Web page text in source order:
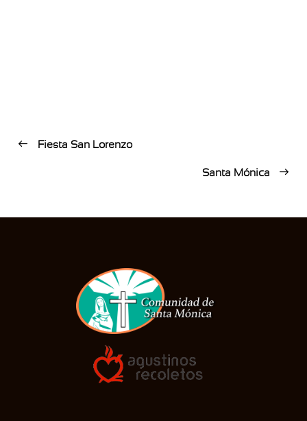
Fiesta San Lorenzo
Santa Mónica